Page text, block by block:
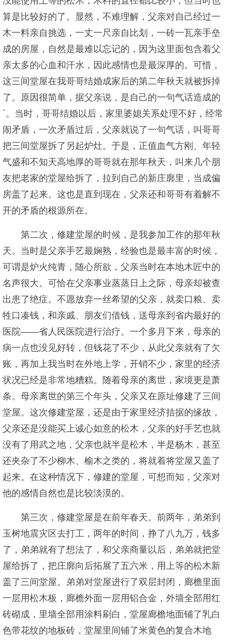
算是比较好的了。显然，不难理解，父亲对自己经过一
木一料亲自挑选，一丈一尺亲自比划，一砖一瓦亲手垒
成的房屋，自然是最难以忘记的，因为这里面包含着父
亲太多的心血和汗水，因此感情也是最深厚的。可惜，
这三间堂屋在我哥哥结婚成家后的第二年秋天就被拆掉
了。原因很简单，据父亲说，是自己的一句气话造成的
`。当时，哥哥结婚以后，家里婆媳关系处理不好，经常
闹矛盾，一次矛盾过后，父亲就说了一句气话，叫哥哥
把三间堂屋拆了另起炉灶。于是，正值血气方刚、年轻
气盛和不知天高地厚的哥哥就在那年秋天，叫来几个朋
友把老家的堂屋给拆了，拉到自己的新庄廓里，当成偏
房盖了起来。这也是直到现在，父亲还和哥哥有着解不
开的矛盾的根源所在。
第二次，修建堂屋的时候，是我参加工作的那年秋
天。当时是父亲手艺最娴熟，经验也是最丰富的时候，
可谓是炉火纯青，随心所欲，父亲当时在本地木匠中的
名声很大。可恰在父亲事业蒸蒸日上之际，母亲却被查
出患了绝症。不愿放弃一丝希望的父亲，就卖口粮、卖
牲口凑钱，和亲戚、朋友们借钱，送母亲到省内最好的
医院——省人民医院进行治疗。一个多月下来，母亲的
病一点也没见好转，但钱花了不少，从此父亲就有了欠
账，再加上我当时在外地上学，开销不少，家里的经济
状况已经是非常地糟糕。随着母亲的离世，家境更是萧
条。母亲离世的第三个年头，父亲又在原址修建了三间
堂屋。这次修建堂屋，还是由于家里经济拮据的缘故，
父亲还是没能买上诚心如意的松木，父亲的好手艺也就
没有了用武之地，父亲也就半是松木，半是杨木，甚至
还夹杂了不少柳木、榆木之类的，将就着将堂屋又盖了
起来。在这种情况下，修建的堂屋，可想而知，父亲对
他的感情自然也是比较淡漠的。
第三次，修建堂屋是在前年春天。前两年，弟弟到
玉树地震灾区去打工，两年的时间，挣了八九万，钱多
了，弟弟就有了想法了，和父亲商量以后，弟弟就把堂
屋给拆了，把庄廓向后拓展了五六米，用上等的松木新
盖了三间堂屋。弟弟对堂屋进行了双层封闭，廊檐里面
一层用松木板，廊檐外面一层用铝合金，外墙全部用红
砖砌成，里墙全部用涂料刷白，堂屋廊檐地面铺了乳白
色带花纹的地板砖，堂屋里间铺了米黄色的复合木地